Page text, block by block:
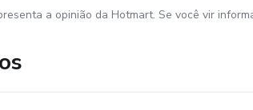
a opinião da Hotmart. Se você vir